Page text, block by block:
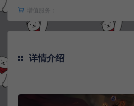
增值服务：
详情介绍